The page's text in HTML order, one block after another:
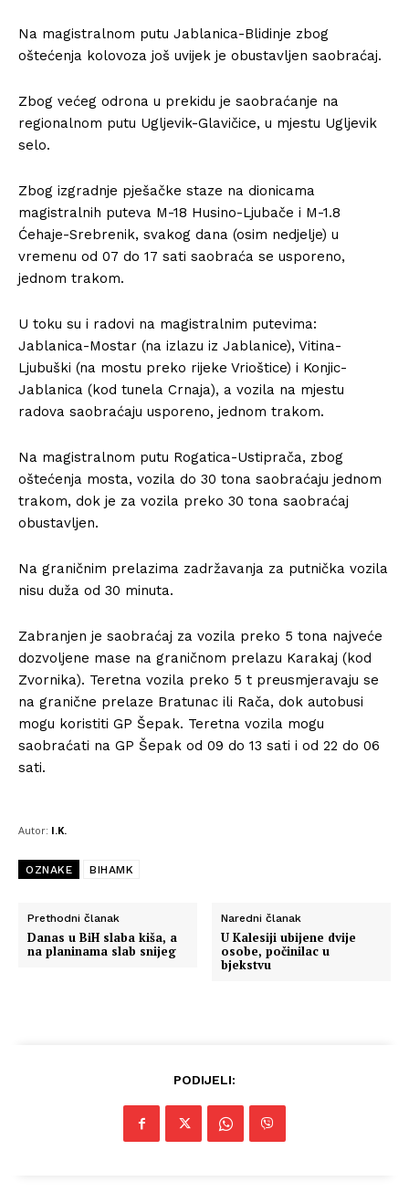
Na magistralnom putu Jablanica-Blidinje zbog
oštećenja kolovoza još uvijek je obustavljen saobraćaj.
Zbog većeg odrona u prekidu je saobraćanje na
regionalnom putu Ugljevik-Glavičice, u mjestu Ugljevik
selo.
Zbog izgradnje pješačke staze na dionicama
magistralnih puteva M-18 Husino-Ljubače i M-1.8
Ćehaje-Srebrenik, svakog dana (osim nedjelje) u
vremenu od 07 do 17 sati saobraća se usporeno,
jednom trakom.
U toku su i radovi na magistralnim putevima:
Jablanica-Mostar (na izlazu iz Jablanice), Vitina-
Ljubuški (na mostu preko rijeke Vrioštice) i Konjic-
Jablanica (kod tunela Crnaja), a vozila na mjestu
radova saobraćaju usporeno, jednom trakom.
Na magistralnom putu Rogatica-Ustiprača, zbog
oštećenja mosta, vozila do 30 tona saobraćaju jednom
trakom, dok je za vozila preko 30 tona saobraćaj
obustavljen.
Na graničnim prelazima zadržavanja za putnička vozila
nisu duža od 30 minuta.
Zabranjen je saobraćaj za vozila preko 5 tona najveće
dozvoljene mase na graničnom prelazu Karakaj (kod
Zvornika). Teretna vozila preko 5 t preusmjeravaju se
na granične prelaze Bratunac ili Rača, dok autobusi
mogu koristiti GP Šepak. Teretna vozila mogu
saobraćati na GP Šepak od 09 do 13 sati i od 22 do 06
sati.
Autor: I.K.
OZNAKE BIHAMK
Prethodni članak
Danas u BiH slaba kiša, a
na planinama slab snijeg
Naredni članak
U Kalesiji ubijene dvije
osobe, počinilac u
bjekstvu
PODIJELI: